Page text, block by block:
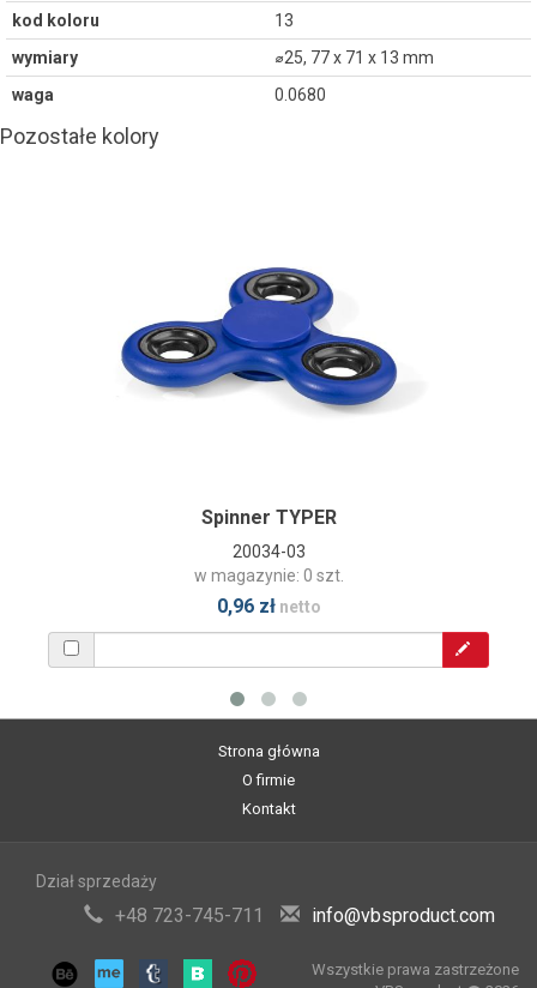
kod koloru
13
wymiary
⌀25, 77 x 71 x 13 mm
waga
0.0680
Pozostałe kolory
Spinner TYPER
20034-03
w magazynie: 0 szt.
0,96 złnetto
Strona główna
O firmie
Kontakt
Dział sprzedaży
+48 723-745-711 info@vbsproduct.com
Wszystkie prawa zastrzeżone